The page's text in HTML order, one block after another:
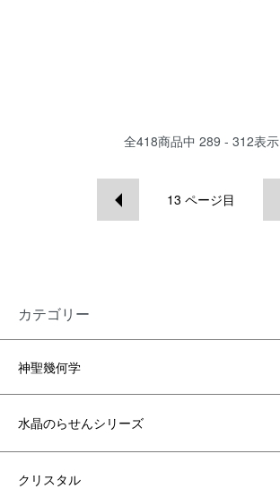
全418商品中 289 - 312表示
13 ページ目
カテゴリー
神聖幾何学
水晶のらせんシリーズ
クリスタル